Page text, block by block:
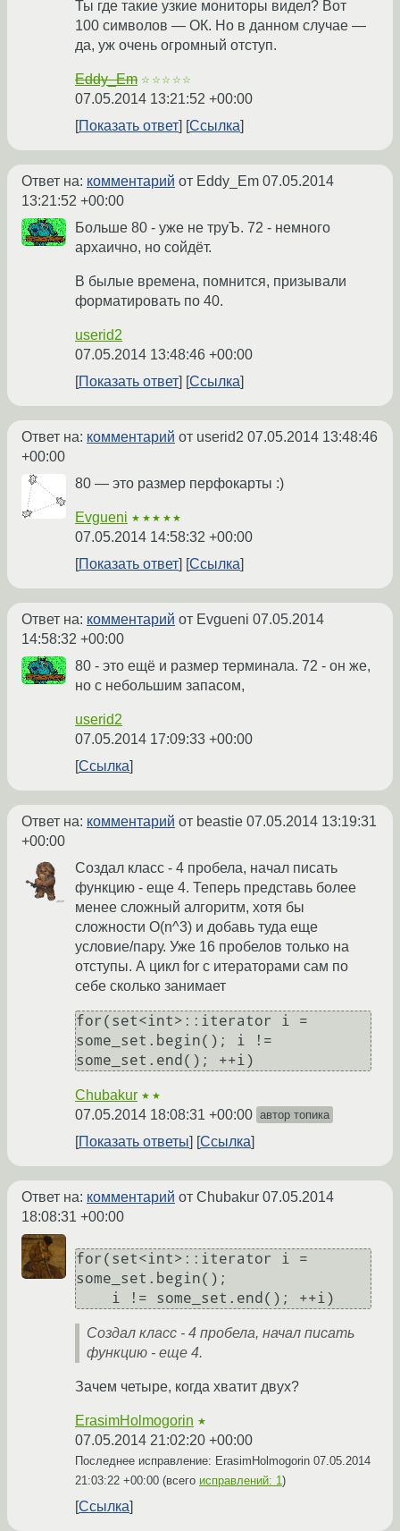
Ты где такие узкие мониторы видел? Вот
100 символов — ОК. Но в данном случае —
да, уж очень огромный отступ.
Eddy_Em ☆☆☆☆☆
07.05.2014 13:21:52 +00:00
Показать ответ
Ссылка
Ответ на: комментарий от Eddy_Em 07.05.2014
13:21:52 +00:00
Больше 80 - уже не труЪ. 72 - немного
архаично, но сойдёт.
В былые времена, помнится, призывали
форматировать по 40.
userid2
07.05.2014 13:48:46 +00:00
Показать ответ
Ссылка
Ответ на: комментарий от userid2 07.05.2014 13:48:46
+00:00
80 — это размер перфокарты :)
Evgueni ★★★★★
07.05.2014 14:58:32 +00:00
Показать ответ
Ссылка
Ответ на: комментарий от Evgueni 07.05.2014
14:58:32 +00:00
80 - это ещё и размер терминала. 72 - он же,
но с небольшим запасом,
userid2
07.05.2014 17:09:33 +00:00
Ссылка
Ответ на: комментарий от beastie 07.05.2014 13:19:31
+00:00
Создал класс - 4 пробела, начал писать
функцию - еще 4. Теперь представь более
менее сложный алгоритм, хотя бы
сложности O(n^3) и добавь туда еще
условие/пару. Уже 16 пробелов только на
отступы. А цикл for с итераторами сам по
себе сколько занимает
for(set<int>::iterator i =
some_set.begin(); i !=
Chubakur ★★
07.05.2014 18:08:31 +00:00 автор топика
Показать ответы Ссылка
Ответ на: комментарий от Chubakur 07.05.2014
18:08:31 +00:00
for(set<int>::iterator i =
some_set.begin();
Создал класс - 4 пробела, начал писать
функцию - еще 4.
Зачем четыре, когда хватит двух?
ErasimHolmogorin ★
07.05.2014 21:02:20 +00:00
Последнее исправление: ErasimHolmogorin 07.05.2014
21:03:22 +00:00 (всего исправлений: 1)
Ссылка